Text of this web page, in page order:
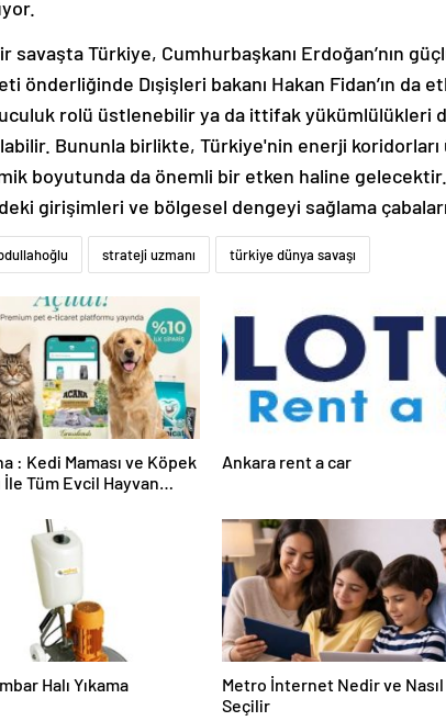
savaşta Türkiye, Cumhurbaşkanı Erdoğan’nın
önderliğinde Dışişleri bakanı Hakan Fidan’ın da
rolü üstlenebilir ya da ittifak yükümlülükleri
Bununla birlikte, Türkiye'nin enerji
boyutunda da önemli bir etken haline
girişimleri ve bölgesel dengeyi sağlama
strateji uzmanı türkiye dünya savaşı
: Kedi Maması ve Köpek
İle Tüm Evcil Hayvan
Ankara rent a car
Halı Yıkama
Metro İnternet Nedir ve Nasıl
Seçilir